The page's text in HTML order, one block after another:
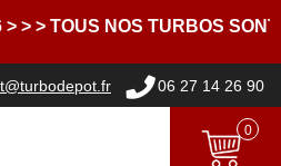
> TOUS NOS TURBOS SONT
06 27 14 26 90
0